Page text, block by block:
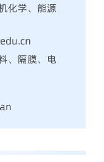
化学、能源
、隔膜、电